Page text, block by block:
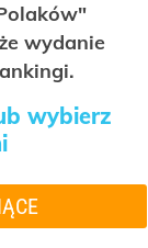
wydanie
wybierz